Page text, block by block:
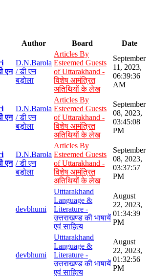
Author Board Date
एन
D.N.Barola
/ डी एन
बड़ोला
Articles By
Esteemed Guests
of Uttarakhand -
विशेष आमंत्रित
अतिथियों के लेख
September
11, 2023,
06:39:36
AM
एन
D.N.Barola
/ डी एन
बड़ोला
Articles By
Esteemed Guests
of Uttarakhand -
विशेष आमंत्रित
अतिथियों के लेख
September
08, 2023,
03:45:08
PM
एन
D.N.Barola
/ डी एन
बड़ोला
Articles By
Esteemed Guests
of Uttarakhand -
विशेष आमंत्रित
अतिथियों के लेख
September
08, 2023,
03:37:57
PM
devbhumi
Utttarakhand
Language &
Literature -
उत्तराखण्ड की भाषायें
एवं साहित्य
August
22, 2023,
01:34:39
PM
devbhumi
Utttarakhand
Language &
Literature -
उत्तराखण्ड की भाषायें
एवं साहित्य
August
22, 2023,
01:32:56
PM